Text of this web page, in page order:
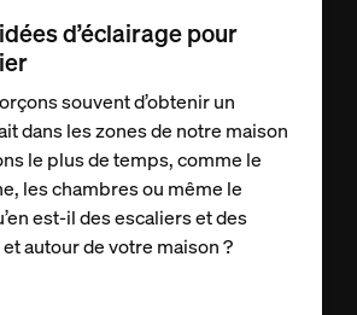
d’éclairage pour
souvent d’obtenir un
dans les zones de notre maison
le plus de temps, comme le
les chambres ou même le
est-il des escaliers et des
autour de votre maison ?